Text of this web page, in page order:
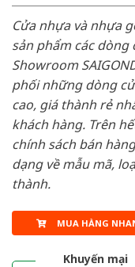
Cửa nhựa và nhựa
sản phẩm các
Showroom
phối những dòng
cao, giá thành rẻ
khách hàng. Trên
chính sách bán
dạng về mẫu mã,
thành.
MUA HÀNG
Khuyến mại